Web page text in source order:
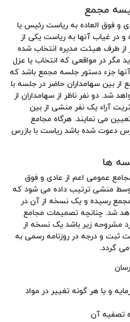
و فوق العاده به ریاست رئیس یا
در غیاب آنها به ریاست یکی از
از طرف هیئت مدیره انتخاب شده
مگر در مواقعی که انتخاب یا عزل
جزء دستور جلسه مجمع باشد که
بین سهامداران حاضر در جلسه با
شد. دو نفر ناظر از سهامداران از
آراء یک نفر منشی از بین
می نمایند. هرگاه مجامع
دعوت شده باشد ریاست با بازرس
عمومی اعم از عادی و فوق
منشی ترتیب داده می شود که
رسیده و یک نسخه از آن در
شد. چنانچه تصمیمات مجامع
مشروحه زیر باشد یک نسخه از
و درجه در روزنامه رسمی به
گردد.
و یا هر گونه تغییر در مواد
تصفیه آن